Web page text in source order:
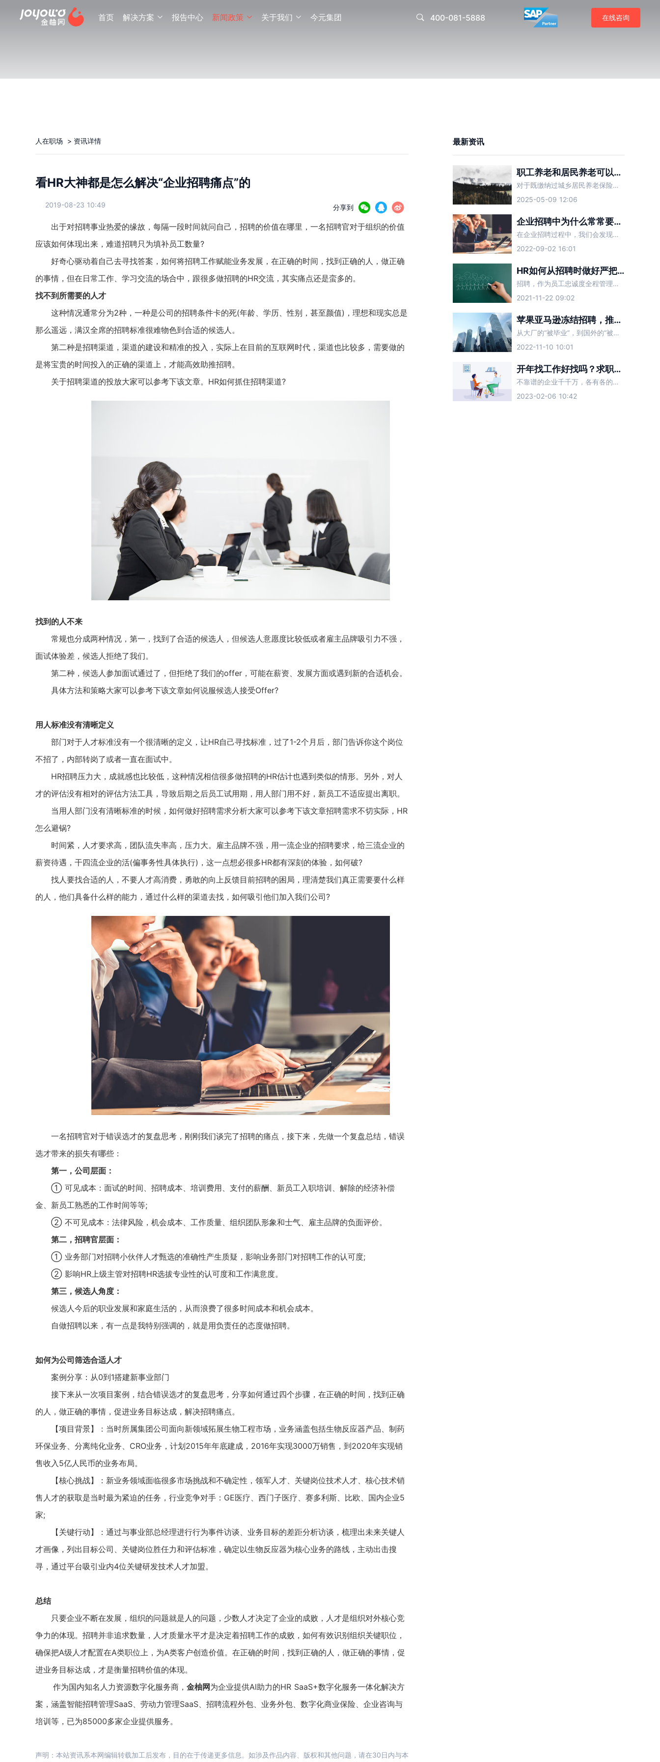
首页 解决方案  报告中心 新闻政策  关于我们  今元集团  400-081-5888 在线咨询
人在职场 > 资讯详情
看HR大神都是怎么解决“企业招聘痛点”的
2019-08-23 10:49 分享到   
出于对招聘事业热爱的缘故，每隔一段时间就问自己，招聘的价值在哪里，一名招聘官对于组织的价值
应该如何体现出来，难道招聘只为填补员工数量?
好奇心驱动着自己去寻找答案，如何将招聘工作赋能业务发展，在正确的时间，找到正确的人，做正确
的事情，但在日常工作、学习交流的场合中，跟很多做招聘的HR交流，其实痛点还是蛮多的。
找不到所需要的人才
这种情况通常分为2种，一种是公司的招聘条件卡的死(年龄、学历、性别，甚至颜值)，理想和现实总是
那么遥远，满汉全席的招聘标准很难物色到合适的候选人。
第二种是招聘渠道，渠道的建设和精准的投入，实际上在目前的互联网时代，渠道也比较多，需要做的
是将宝贵的时间投入的正确的渠道上，才能高效助推招聘。
关于招聘渠道的投放大家可以参考下该文章。HR如何抓住招聘渠道?
找到的人不来
常规也分成两种情况，第一，找到了合适的候选人，但候选人意愿度比较低或者雇主品牌吸引力不强，
面试体验差，候选人拒绝了我们。
第二种，候选人参加面试通过了，但拒绝了我们的offer，可能在薪资、发展方面或遇到新的合适机会。
具体方法和策略大家可以参考下该文章如何说服候选人接受Offer?
用人标准没有清晰定义
部门对于人才标准没有一个很清晰的定义，让HR自己寻找标准，过了1-2个月后，部门告诉你这个岗位
不招了，内部转岗了或者一直在面试中。
HR招聘压力大，成就感也比较低，这种情况相信很多做招聘的HR估计也遇到类似的情形。另外，对人
才的评估没有相对的评估方法工具，导致后期之后员工试用期，用人部门用不好，新员工不适应提出离职。
当用人部门没有清晰标准的时候，如何做好招聘需求分析大家可以参考下该文章招聘需求不切实际，HR
怎么避锅?
时间紧，人才要求高，团队流失率高，压力大。雇主品牌不强，用一流企业的招聘要求，给三流企业的
薪资待遇，干四流企业的活(偏事务性具体执行)，这一点想必很多HR都有深刻的体验，如何破?
找人要找合适的人，不要人才高消费，勇敢的向上反馈目前招聘的困局，理清楚我们真正需要要什么样
的人，他们具备什么样的能力，通过什么样的渠道去找，如何吸引他们加入我们公司?
一名招聘官对于错误选才的复盘思考，刚刚我们谈完了招聘的痛点，接下来，先做一个复盘总结，错误
选才带来的损失有哪些：
第一，公司层面：
① 可见成本：面试的时间、招聘成本、培训费用、支付的薪酬、新员工入职培训、解除的经济补偿
金、新员工熟悉的工作时间等等;
② 不可见成本：法律风险，机会成本、工作质量、组织团队形象和士气、雇主品牌的负面评价。
第二，招聘官层面：
① 业务部门对招聘小伙伴人才甄选的准确性产生质疑，影响业务部门对招聘工作的认可度;
② 影响HR上级主管对招聘HR选拔专业性的认可度和工作满意度。
第三，候选人角度：
候选人今后的职业发展和家庭生活的，从而浪费了很多时间成本和机会成本。
自做招聘以来，有一点是我特别强调的，就是用负责任的态度做招聘。
如何为公司筛选合适人才
案例分享：从0到1搭建新事业部门
接下来从一次项目案例，结合错误选才的复盘思考，分享如何通过四个步骤，在正确的时间，找到正确
的人，做正确的事情，促进业务目标达成，解决招聘痛点。
【项目背景】：当时所属集团公司面向新领域拓展生物工程市场，业务涵盖包括生物反应器产品、制药
环保业务、分离纯化业务、CRO业务，计划2015年年底建成，2016年实现3000万销售，到2020年实现销
售收入5亿人民币的业务布局。
【核心挑战】：新业务领域面临很多市场挑战和不确定性，领军人才、关键岗位技术人才、核心技术销
售人才的获取是当时最为紧迫的任务，行业竞争对手：GE医疗、西门子医疗、赛多利斯、比欧、国内企业5
家;
【关键行动】：通过与事业部总经理进行行为事件访谈、业务目标的差距分析访谈，梳理出未来关键人
才画像，列出目标公司、关键岗位胜任力和评估标准，确定以生物反应器为核心业务的路线，主动出击搜
寻，通过平台吸引业内4位关键研发技术人才加盟。
总结
只要企业不断在发展，组织的问题就是人的问题，少数人才决定了企业的成败，人才是组织对外核心竞
争力的体现。招聘并非追求数量，人才质量水平才是决定着招聘工作的成败，如何有效识别组织关键职位，
确保把A级人才配置在A类职位上，为A类客户创造价值。在正确的时间，找到正确的人，做正确的事情，促
进业务目标达成，才是衡量招聘价值的体现。
作为国内知名人力资源数字化服务商， 金柚网为企业提供Al助力的HR SaaS+数字化服务一体化解决方
案，涵盖智能招聘管理SaaS、劳动力管理SaaS、招聘流程外包、业务外包、数字化商业保险、企业咨询与
培训等，已为85000多家企业提供服务。
声明：本站资讯系本网编辑转载加工后发布，目的在于传递更多信息。如涉及作品内容、版权和其他问题，请在30日内与本
最新资讯
职工养老和居民养老可以合并吗？
对于既缴纳过城乡居民养老保险又缴纳过职工养老保险的人而言，两种养老保险可以合并吗？
2025-05-09 12:06
企业招聘中为什么常常要求具备一定的抗压能力？
在企业招聘过程中，我们会发现不同的企业有不同的就业要求。大多数职位都需要吃苦，需要吃苦“具有一定的抗压能力”。有些招聘单位有这个要求的原因是什么？
2022-09-02 16:01
HR如何从招聘时做好严把员工忠诚度
招聘，作为员工忠诚度全程管理的第一站，是员工进入企业的“过滤器”，其“过滤”效果的好坏直接影响着后续阶段忠诚度管理的难度。因此，在招聘过程中，要以忠诚度为导向。
2021-11-22 09:02
苹果亚马逊冻结招聘，推特人力副总监被裁：招聘HR该怎么办？
从大厂的“被毕业”，到国外的“被裁员”，今年的裁员风波愈演愈烈，寒气已经传递到了每一个职场打工人。在这样的背景下，企业的招聘HR们，同样面临着裁员的境况。当公司业务开始收缩，不需要对外招聘时，招聘HR
2022-11-10 10:01
开年找工作好找吗？求职面试要注意避开这些坑
不靠谱的企业千千万，各有各的不同。2023新年已经结束，现在正处于职场人跳槽高发季，想要找到心仪的工作，要避开一些套路化的企业。面试时遇到这几种公司，一定要提高警惕，赶紧跑路。
2023-02-06 10:42